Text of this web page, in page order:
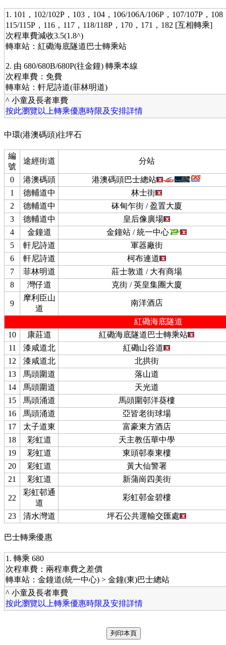
1. 101，102/102P，103，104，106/106A/106P，107/107P，
115/115P，116，117，118/118P，170，171，182 [互相轉乘]
次程車費減收3.5(1.8^)
轉車站：紅磡海底隧道巴士轉乘站
2. 由 680/680B/680P(往金鐘) 轉乘本線
次程車費：免費
轉車站：軒尼詩道(菲林明道)
^ 小童及長者車費
按此瀏覽以上轉乘優惠時限及安排詳情
中環(港澳碼頭)往坪石
編
號
途經街道 分站
0 港澳碼頭
港澳碼頭巴士總站
1
德輔道中
林士街
2
德輔道中
砵甸乍街 / 盈置大廈
3
德輔道中
皇后像廣場
4
金鐘道
金鐘站 / 統一中心
5
軒尼詩道
軍器廠街
6
軒尼詩道
柯布連道
7
菲林明道
莊士敦道 / 大有商場
8
灣仔道 克街 / 英皇集團大廈
9
摩利臣山
道
南洋酒店
紅磡海底隧道
10
康莊道
紅磡海底隧道巴士轉乘站
11
漆咸道北
紅磡山谷道
12
漆咸道北
北拱街
13
馬頭圍道
落山道
14
馬頭圍道
天光道
15
馬頭涌道
馬頭圍邨洋葵樓
16
馬頭涌道
亞皆老街球場
17
太子道東
富豪東方酒店
18
彩虹道
天主教伍華中學
19
彩虹道
東頭邨泰東樓
20
彩虹道
黃大仙警署
21
彩虹道 新蒲崗四美街
22
彩虹邨通
道
彩虹邨金碧樓
23 清水灣道 坪石公共運輸交匯處
巴士轉乘優惠
1. 轉乘 680
次程車費：兩程車費之差價
轉車站：金鐘道(統一中心) > 金鐘(東)巴士總站
^ 小童及長者車費
按此瀏覽以上轉乘優惠時限及安排詳情